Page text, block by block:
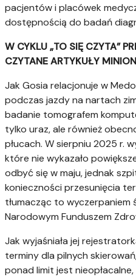
pacjentów i placówek
dostępnością do badań
W CYKLU „TO SIĘ CZYTA”
CZYTANE ARTYKUŁY
Jak Gosia relacjonuje w
podczas jazdy na nartach
badanie tomografem
tylko uraz, ale również
płucach. W sierpniu 2025 r.
które nie wykazało
odbyć się w maju, jednak
konieczności przesunięcia
tłumacząc to
Narodowym Funduszem
Jak wyjaśniała jej
terminy dla pilnych
ponad limit jest